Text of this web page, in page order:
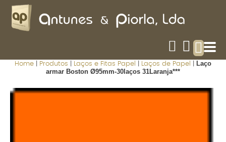
Home Produtos Laços e Fitas Papel Laços de Papel
Laço
armar Boston Ø95mm-30laços 31Laranja***